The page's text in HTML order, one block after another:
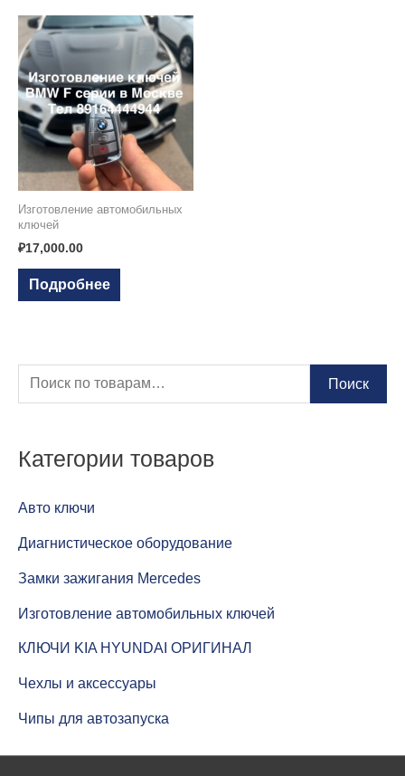
Изготовление автомобильных
ключей
₽17,000.00
Подробнее
с
а
ь
:
Поиск
Категории товаров
Авто ключи
Диагнистическое оборудование
Замки зажигания Mercedes
Изготовление автомобильных ключей
КЛЮЧИ KIA HYUNDAI ОРИГИНАЛ
Чехлы и аксессуары
Чипы для автозапуска